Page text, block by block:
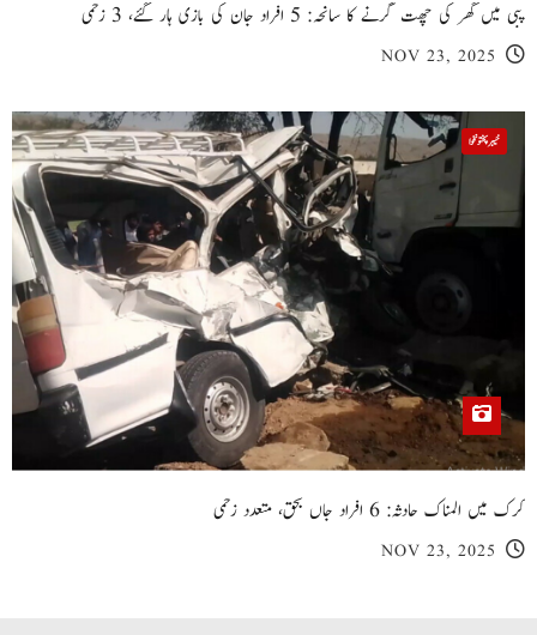
پبی میں گھر کی چھت گرنے کا سانحہ: 5 افراد جان کی بازی ہار گئے، 3 زخمی
NOV 23, 2025
خیبر پختونخوا
کرک میں المناک حادثہ: 6 افراد جاں بحق، متعدد زخمی
NOV 23, 2025